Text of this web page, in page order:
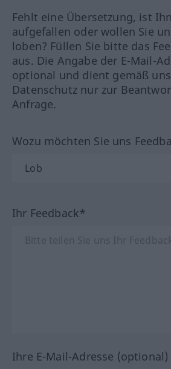
Fehlt eine Übersetzung, ist
aufgefallen oder wollen Sie
loben? Füllen Sie bitte das
aus. Die Angabe der E-Mail-
optional und dient gemäß
Datenschutz nur zur
Anfrage.
Wozu möchten Sie uns
Ihr Feedback*
Ihre E-Mail-Adresse (optional)